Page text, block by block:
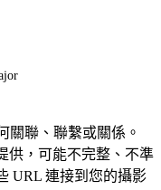
關聯、聯繫或關係。
供，可能不完整、不準
URL 連接到您的攝影